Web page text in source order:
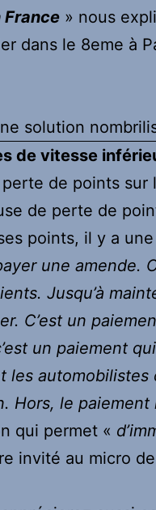
France » nous
dans le 8eme à
solution
de vitesse
de points sur
de perte de
points, il y a
une amende.
Jusqu’à
C’est un
un paiement
les automobilistes
Hors, le paiement
qui permet «
invité au micro